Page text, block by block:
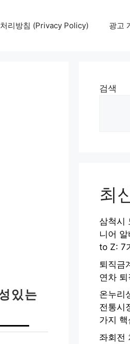
리방침 (Privacy Policy) 광고
있는
검색
최
삼척시
니어
to Z: 7
퇴직금
연차
온누리
전통시
가지 핵
좌회전